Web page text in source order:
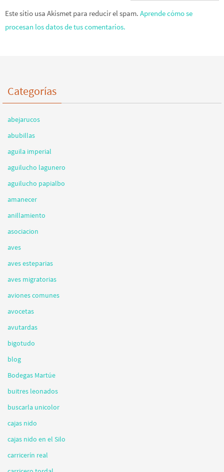
Este sitio usa Akismet para reducir el spam. Aprende cómo se
procesan los datos de tus comentarios.
Categorías
abejarucos
abubillas
aguila imperial
aguilucho lagunero
aguilucho papialbo
amanecer
anillamiento
asociacion
aves
aves esteparias
aves migratorias
aviones comunes
avocetas
avutardas
bigotudo
blog
Bodegas Martúe
buitres leonados
buscarla unicolor
cajas nido
cajas nido en el Silo
carricerín real